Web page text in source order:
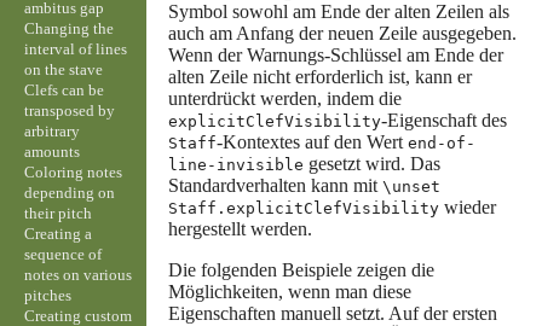
Symbol sowohl am Ende der alten Zeilen als
auch am Anfang der neuen Zeile ausgegeben.
Wenn der Warnungs-Schlüssel am Ende der
alten Zeile nicht erforderlich ist, kann er
unterdrückt werden, indem die
explicitClefVisibility-Eigenschaft des
Staff-Kontextes auf den Wert end-of-
line-invisible gesetzt wird. Das
Standardverhalten kann mit \unset
Staff.explicitClefVisibilitywieder
hergestellt werden.
Die folgenden Beispiele zeigen die
Möglichkeiten, wenn man diese
Eigenschaften manuell setzt. Auf der ersten
ambitus gap
Changing the
interval of lines
on the stave
Clefs can be
transposed by
arbitrary
amounts
Coloring notes
depending on
their pitch
Creating a
sequence of
notes on various
pitches
Creating custom